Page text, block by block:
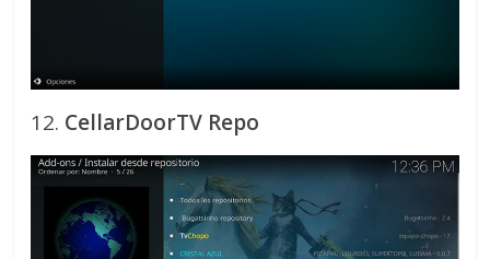
12. CellarDoorTV Repo